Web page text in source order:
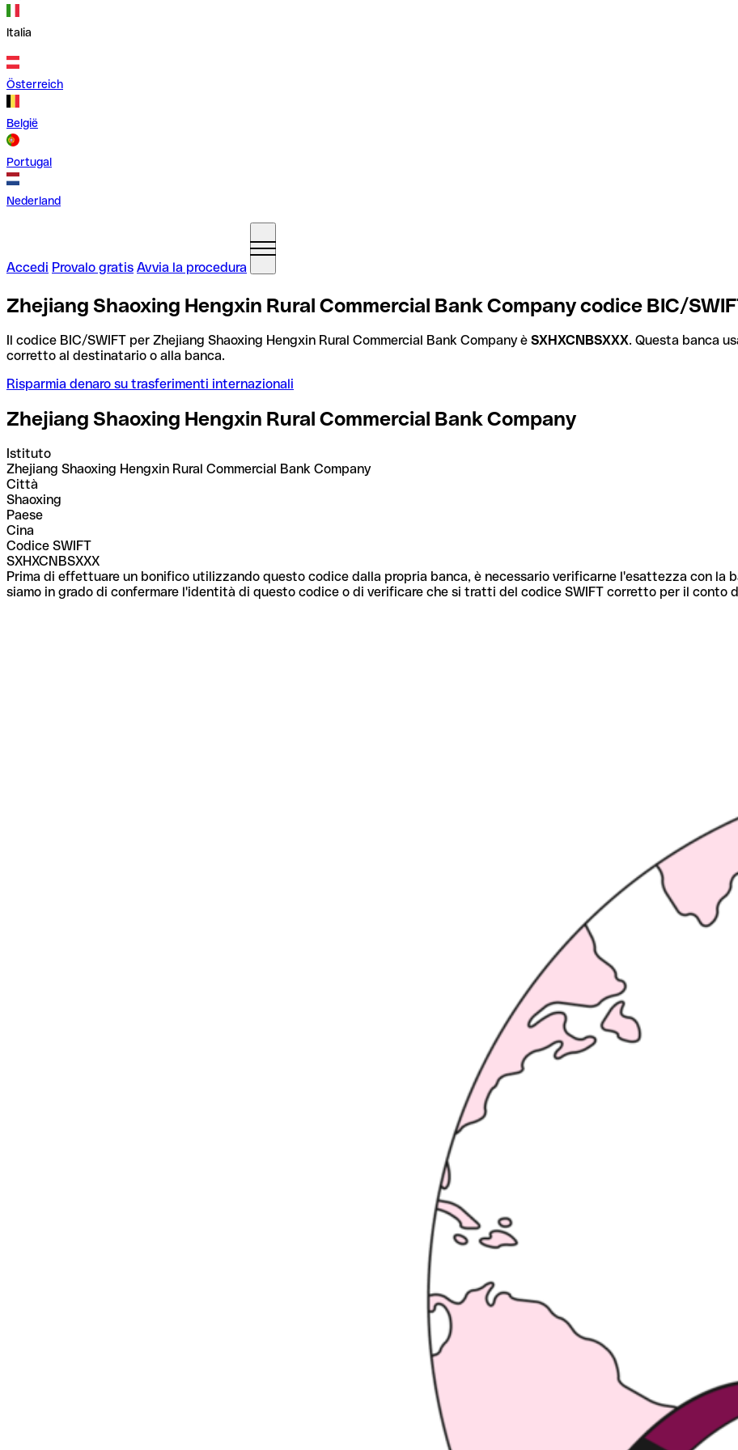
Italia
Österreich
België
Portugal
Nederland
Accedi Provalo gratis Avvia la procedura
Zhejiang Shaoxing Hengxin Rural Commercial Bank Company codice BIC/
Il codice BIC/SWIFT per Zhejiang Shaoxing Hengxin Rural Commercial Bank Company è SXHXCNBSXXX. Questa banca
corretto al destinatario o alla banca.
Risparmia denaro su trasferimenti internazionali
Zhejiang Shaoxing Hengxin Rural Commercial Bank Company
Istituto
Zhejiang Shaoxing Hengxin Rural Commercial Bank Company
Città
Shaoxing
Paese
Cina
Codice SWIFT
SXHXCNBSXXX
Prima di effettuare un bonifico utilizzando questo codice dalla propria banca, è necessario verificarne l'esattezza con la
siamo in grado di confermare l'identità di questo codice o di verificare che si tratti del codice SWIFT corretto per il conto